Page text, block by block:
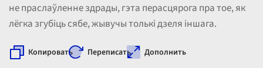
не праслаўленне здрады, гэта перасцярога пра тое, як
лёгка згубіць сябе, жывучы толькі дзеля іншага.
Копировать Переписать Дополнить